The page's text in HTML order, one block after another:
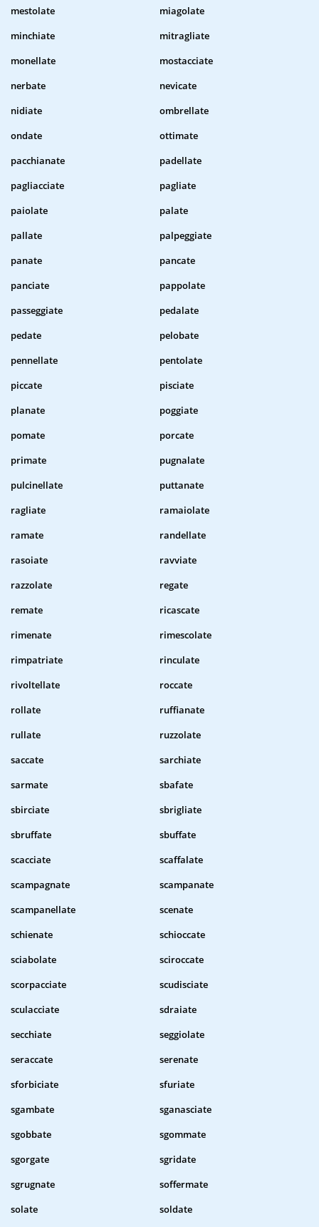
mestolate
miagolate
minchiate
mitragliate
monellate
mostacciate
nerbate
nevicate
nidiate
ombrellate
ondate
ottimate
pacchianate
padellate
pagliacciate
pagliate
paiolate
palate
pallate
palpeggiate
panate
pancate
panciate
pappolate
passeggiate
pedalate
pedate
pelobate
pennellate
pentolate
piccate
pisciate
planate
poggiate
pomate
porcate
primate
pugnalate
pulcinellate
puttanate
ragliate
ramaiolate
ramate
randellate
rasoiate
ravviate
razzolate
regate
remate
ricascate
rimenate
rimescolate
rimpatriate
rinculate
rivoltellate
roccate
rollate
ruffianate
rullate
ruzzolate
saccate
sarchiate
sarmate
sbafate
sbirciate
sbrigliate
sbruffate
sbuffate
scacciate
scaffalate
scampagnate
scampanate
scampanellate
scenate
schienate
schioccate
sciabolate
sciroccate
scorpacciate
scudisciate
sculacciate
sdraiate
secchiate
seggiolate
seraccate
serenate
sforbiciate
sfuriate
sgambate
sganasciate
sgobbate
sgommate
sgorgate
sgridate
sgrugnate
soffermate
solate
soldate